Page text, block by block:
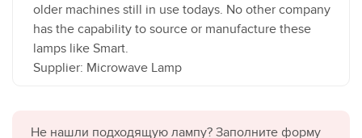
older machines still in use todays. No other company
has the capability to source or manufacture these
lamps like Smart.
Supplier: Microwave Lamp
Не нашли подходящую лампу? Заполните форму